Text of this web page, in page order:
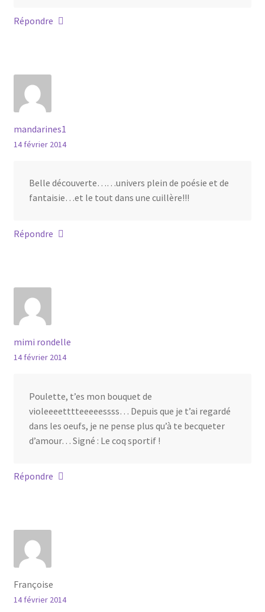
Répondre
mandarines1
14 février 2014
Belle découverte……univers plein de poésie et de
fantaisie…et le tout dans une cuillère!!!
Répondre
mimi rondelle
14 février 2014
Poulette, t’es mon bouquet de
violeeeetttteeeeessss… Depuis que je t’ai regardé
dans les oeufs, je ne pense plus qu’à te becqueter
d’amour… Signé : Le coq sportif !
Répondre
Françoise
14 février 2014